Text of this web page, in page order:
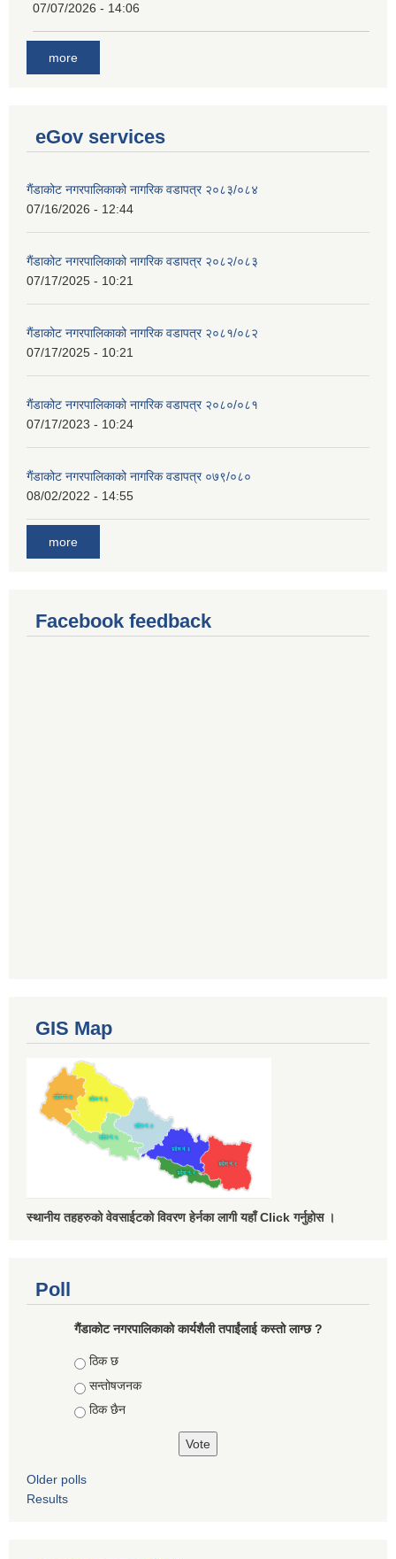
07/07/2026 - 14:06
more
eGov services
गैंडाकोट नगरपालिकाको नागरिक वडापत्र २०८३/०८४
07/16/2026 - 12:44
गैंडाकोट नगरपालिकाको नागरिक वडापत्र २०८२/०८३
07/17/2025 - 10:21
गैंडाकोट नगरपालिकाको नागरिक वडापत्र २०८१/०८२
07/17/2025 - 10:21
गैंडाकोट नगरपालिकाको नागरिक वडापत्र २०८०/०८१
07/17/2023 - 10:24
गैंडाकोट नगरपालिकाको नागरिक वडापत्र ०७९/०८०
08/02/2022 - 14:55
more
Facebook feedback
GIS Map
स्थानीय तहहरुको वेवसाईटको विवरण हेर्नका लागी यहाँ Click गर्नुहोस ।
Poll
गैंडाकोट नगरपालिकाको कार्यशैली तपाईंलाई कस्तो लाग्छ ?
Choices
ठिक छ
सन्तोषजनक
ठिक छैन
Older polls
Results